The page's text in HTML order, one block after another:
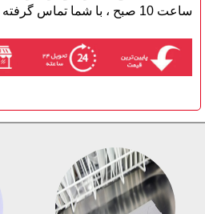
ساعت 10 صبح ، با شما تماس گرفته خواهد شد).